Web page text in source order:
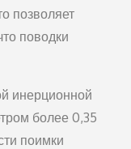
позволяет
поводки
инерционной
более 0,35
поимки